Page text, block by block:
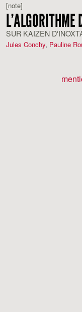
[note]
L’ALGORITHME
SUR KAIZEN
Jules Conchy, Pauline